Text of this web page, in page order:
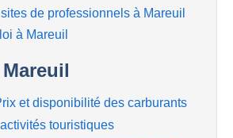
de professionnels à Mareuil
à Mareuil
et disponibilité des carburants
touristiques